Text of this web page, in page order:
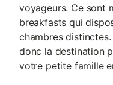
voyageurs. Ce sont
breakfasts qui
chambres
donc la destination
votre petite famille